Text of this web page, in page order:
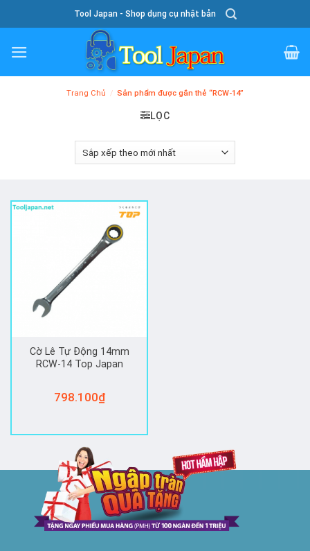
To
Content
Tool Japan - Shop dụng cụ nhật bản
Trang Chủ / Sản phẩm được gắn thẻ “RCW-14”
LỌC
Cờ Lê Tự Động 14mm
RCW-14 Top Japan
798.100₫